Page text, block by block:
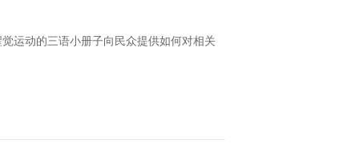
运动的三语小册子向民众提供如何对相关